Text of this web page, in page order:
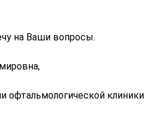
на Ваши вопросы.
офтальмологической клиники